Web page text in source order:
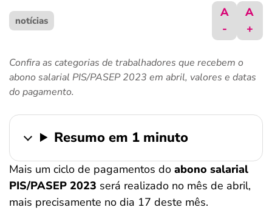
crédito fácil
ferramentas
notícias
A
-
A
+
Confira as categorias de trabalhadores que recebem o
abono salarial PIS/PASEP 2023 em abril, valores e datas
do pagamento.
Resumo em 1 minuto
Mais um ciclo de pagamentos do abono salarial
PIS/PASEP 2023 será realizado no mês de abril,
mais precisamente no dia 17 deste mês.